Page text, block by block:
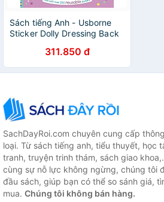
Sách tiếng Anh - Usborne
Sticker Dolly Dressing Back
311.850 đ
SachDayRoi.com chuyên cung cấp
loại. Từ sách tiếng anh, tiểu thuyết, học
tranh, truyện trinh thám, sách giao
cùng sự nỗ lực không ngừng, chúng tôi
đầu sách, giúp bạn có thể so sánh giá,
mua. Chúng tôi không bán hàng.